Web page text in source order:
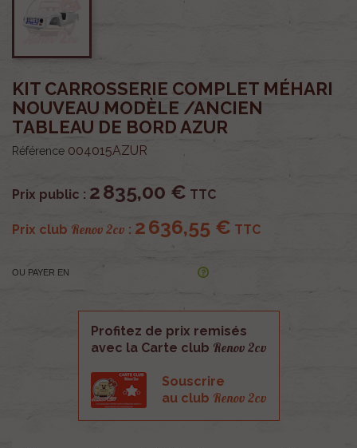
KIT CARROSSERIE COMPLET MÉHARI
NOUVEAU MODÈLE /ANCIEN
TABLEAU DE BORD AZUR
Référence 004015AZUR
Prix public : 2 835,00 € TTC
Prix club Renov 2cv : 2 636,55 € TTC
OU PAYER EN
Profitez de prix remisés
avec la Carte club Renov 2cv
Souscrire
au club Renov 2cv